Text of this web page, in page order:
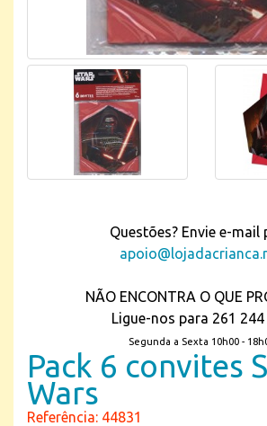
Questões? Envie e-mail
NÃO ENCONTRA O QUE
Ligue-nos para 261 244
Segunda a Sexta 10h00 -
Pack 6 convites
Wars
Referência: 44831